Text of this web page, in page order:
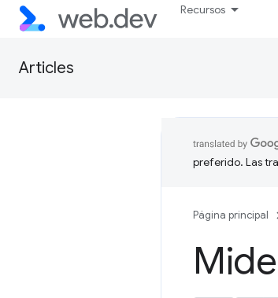
Recursos
Articles
preferido. Las
Página principal